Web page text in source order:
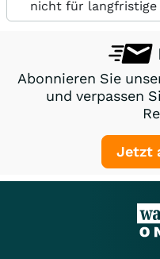
nicht für langfristige
Abonnieren Sie
und verpassen
Jetzt